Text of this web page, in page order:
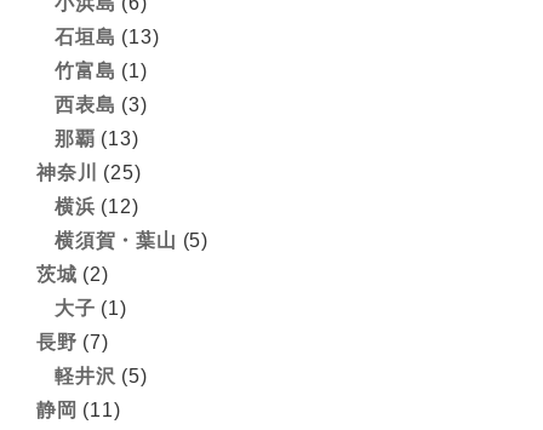
石垣島 (13)
竹富島 (1)
西表島 (3)
那覇 (13)
神奈川
(25)
横浜 (12)
横須賀・葉山 (5)
茨城 (2)
大子 (1)
長野 (7)
軽井沢 (5)
静岡 (11)